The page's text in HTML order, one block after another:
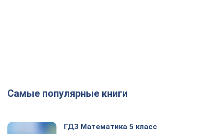
Самые популярные книги
ГДЗ Математика 5 класс